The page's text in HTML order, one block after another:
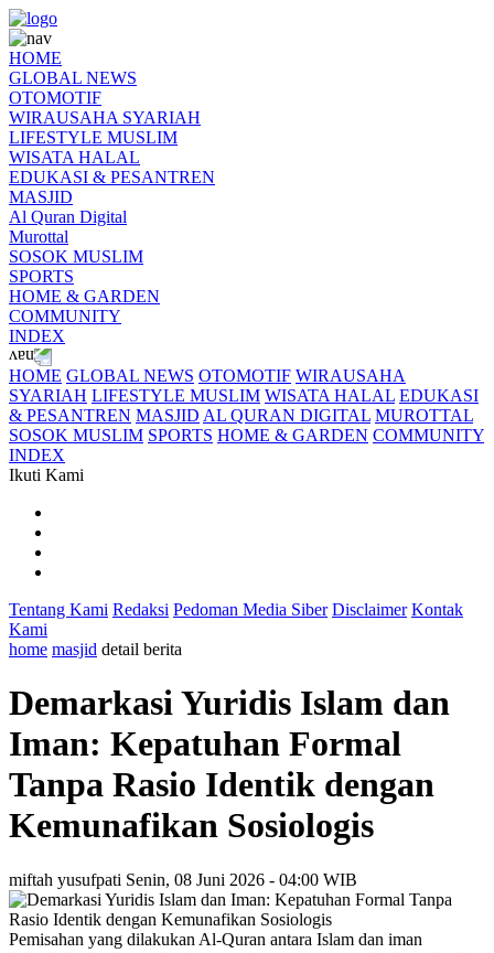
HOME
GLOBAL NEWS
OTOMOTIF
WIRAUSAHA SYARIAH
LIFESTYLE MUSLIM
WISATA HALAL
EDUKASI & PESANTREN
MASJID
Al Quran Digital
Murottal
SOSOK MUSLIM
SPORTS
HOME & GARDEN
COMMUNITY
INDEX
HOME GLOBAL NEWS OTOMOTIF WIRAUSAHA
SYARIAH LIFESTYLE MUSLIM WISATA HALAL EDUKASI
& PESANTREN MASJID AL QURAN DIGITAL MUROTTAL
SOSOK MUSLIM SPORTS HOME & GARDEN COMMUNITY
INDEX
Ikuti Kami
Tentang Kami Redaksi Pedoman Media Siber Disclaimer Kontak
Kami
home masjid detail berita
Demarkasi Yuridis Islam dan
Iman: Kepatuhan Formal
Tanpa Rasio Identik dengan
Kemunafikan Sosiologis
miftah yusufpati Senin, 08 Juni 2026 - 04:00 WIB
Pemisahan yang dilakukan Al-Quran antara Islam dan iman